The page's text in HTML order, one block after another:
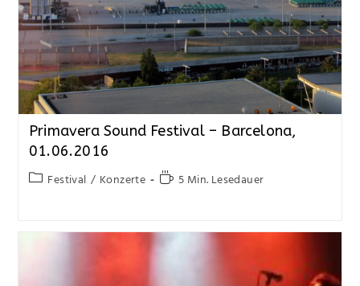
Primavera Sound Festival – Barcelona,
01.06.2016
Festival / Konzerte 5 Min. Lesedauer